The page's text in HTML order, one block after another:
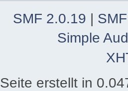
SMF 2.0.19
Simple
Seite erstellt in